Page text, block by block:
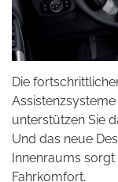
Die
unterstützen Sie
Und das neue
Innenraums
Fahrkomfort.